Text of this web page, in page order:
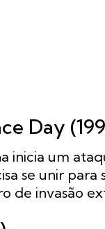
Day
inicia um
se unir para
de invasão